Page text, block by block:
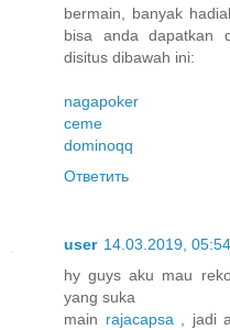
bermain, banyak
bisa anda dapatkan
disitus dibawah ini:
nagapoker
ceme
dominoqq
Ответить
user 14.03.2019, 05:54
hy guys aku mau
yang suka
main rajacapsa , jadi